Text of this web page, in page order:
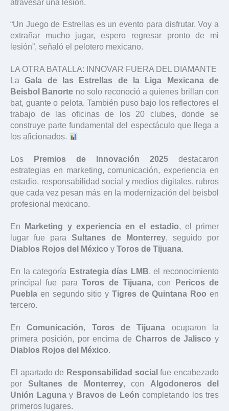
atravesar una lesión.
“Un Juego de Estrellas es un evento para disfrutar. Voy a
extrañar mucho jugar, espero regresar pronto de mi
lesión”, señaló el pelotero mexicano.
LA OTRA BATALLA: INNOVAR FUERA DEL DIAMANTE
LaGala de las Estrellas de la Liga Mexicana de
Beisbol Banorte no solo reconoció a quienes brillan con
bat, guante o pelota. También puso bajo los reflectores el
trabajo de las oficinas de los 20 clubes, donde se
construye parte fundamental del espectáculo que llega a
los aficionados.
Los Premios de Innovación 2025 destacaron
estrategias en marketing, comunicación, experiencia en
estadio, responsabilidad social y medios digitales, rubros
que cada vez pesan más en la modernización del beisbol
profesional mexicano.
En Marketing y experiencia en el estadio, el primer
lugar fue paraSultanes de Monterrey, seguido por
Diablos Rojos del México y Toros de Tijuana.
En la categoría Estrategia días LMB, el reconocimiento
principal fue paraToros de Tijuana, con
Pericos de
Puebla en segundo sitio y Tigres de Quintana Roo en
tercero.
EnComunicación, Toros de Tijuana ocuparon la
primera posición, por encima de Charros de Jalisco y
Diablos Rojos del México.
El apartado de Responsabilidad social fue encabezado
por Sultanes de Monterrey, con Algodoneros del
Unión Lagunay Bravos de León completando los tres
primeros lugares.